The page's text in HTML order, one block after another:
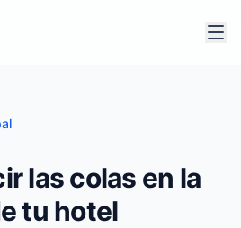
las colas en la
tu hotel